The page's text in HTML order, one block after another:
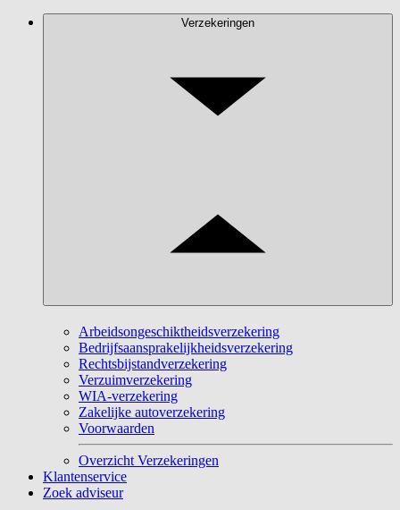
Verzekeringen
Arbeidsongeschiktheidsverzekering
Bedrijfsaansprakelijkheidsverzekering
Rechtsbijstandverzekering
Verzuimverzekering
WIA-verzekering
Zakelijke autoverzekering
Voorwaarden
Overzicht Verzekeringen
Klantenservice
Zoek adviseur